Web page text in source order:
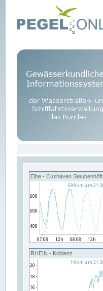
Elbe - Cuxhaven Steubenhöft
RHEIN - Koblenz